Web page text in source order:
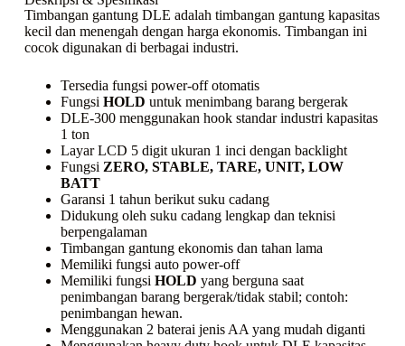
Timbangan gantung DLE adalah timbangan gantung kapasitas
kecil dan menengah dengan harga ekonomis. Timbangan ini
cocok digunakan di berbagai industri.
Tersedia fungsi power-off otomatis
Fungsi HOLD untuk menimbang barang bergerak
DLE-300 menggunakan hook standar industri kapasitas
1 ton
Layar LCD 5 digit ukuran 1 inci dengan backlight
Fungsi ZERO, STABLE, TARE, UNIT, LOW
BATT
Garansi 1 tahun berikut suku cadang
Didukung oleh suku cadang lengkap dan teknisi
berpengalaman
Timbangan gantung ekonomis dan tahan lama
Memiliki fungsi auto power-off
Memiliki fungsi HOLD yang berguna saat
penimbangan barang bergerak/tidak stabil; contoh:
penimbangan hewan.
Menggunakan 2 baterai jenis AA yang mudah diganti